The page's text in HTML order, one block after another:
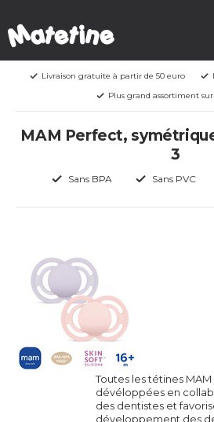
Livraison gratuite à partir de 50 euro
Plus grand assortiment
MAM Perfect,
3
Sans BPA Sans PVC
Toutes les tétines
dévéloppées en
des dentistes et
développement des